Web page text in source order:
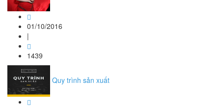
01/10/2016
|
1439
Quy trình sản xuất